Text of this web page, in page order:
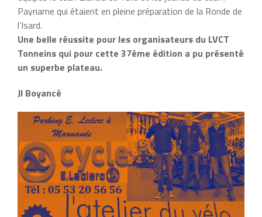
Payname qui étaient en pleine préparation de la Ronde de
l’Isard.
Une belle réussite pour les organisateurs du LVCT
Tonneins qui pour cette 37ème édition a pu présenté
un superbe plateau.
Jl Boyancé